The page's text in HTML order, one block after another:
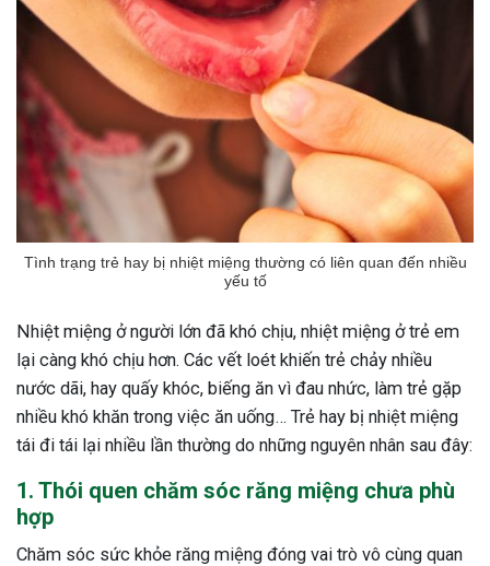
Tình trạng trẻ hay bị nhiệt miệng thường có liên quan đến nhiều
yếu tố
Nhiệt miệng ở người lớn đã khó chịu, nhiệt miệng ở trẻ em
lại càng khó chịu hơn. Các vết loét khiến trẻ chảy nhiều
nước dãi, hay quấy khóc, biếng ăn vì đau nhức, làm trẻ gặp
nhiều khó khăn trong việc ăn uống… Trẻ hay bị nhiệt miệng
tái đi tái lại nhiều lần thường do những nguyên nhân sau đây:
1. Thói quen chăm sóc răng miệng chưa phù
hợp
Chăm sóc sức khỏe răng miệng đóng vai trò vô cùng quan